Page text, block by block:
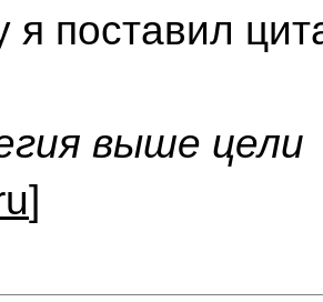
я поставил
выше цели
]